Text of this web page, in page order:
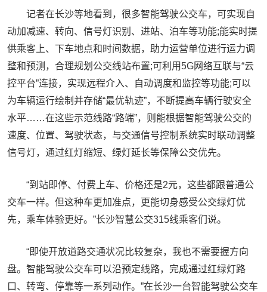
记者在长沙等地看到，很多智能驾驶公交车，可实现自
动加减速、转向、信号灯识别、进站、泊车等功能;能实时提
供乘客上、下车地点和时间数据，助力运营单位进行运力调
整和预测，合理规划公交线站布置;可利用5G网络互联与“云
控平台”连接，实现远程介入、自动调度和监控等功能;可以
为车辆运行绘制并存储“最优轨迹”，不断提高车辆行驶安全
水平……在这些示范线路“路端”，则能根据智能驾驶公交的
速度、位置、驾驶状态，与交通信号控制系统实时联动调整
信号灯，通过红灯缩短、绿灯延长等保障公交优先。
“到站即停、付费上车、价格还是2元，这些都跟普通公
交车一样。但这种车更加准点，更能切身感受公交绿灯优
先，乘车体验更好。”长沙智慧公交315线乘客们说。
“即使开放道路交通状况比较复杂，我也不需要握方向
盘。智能驾驶公交车可以沿预定线路，完成通过红绿灯路
口、转弯、停靠等一系列动作。”在长沙一台智能驾驶公交车